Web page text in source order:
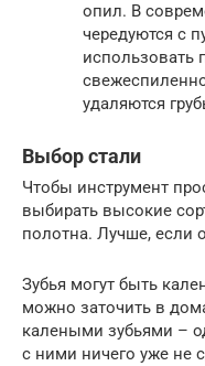
опил. В
чередуются с
использовать
удаляются
Выбор стали
Чтобы инструмент
выбирать высокие
полотна. Лучше, если
Зубья могут быть
можно заточить в
калеными зубьями –
с ними ничего уже не